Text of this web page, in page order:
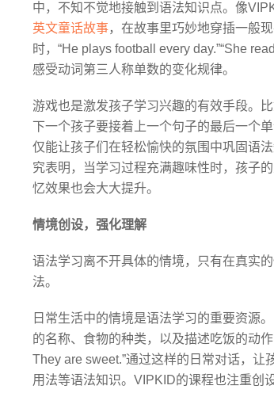
中，不知不觉地接触到语法知识点。像
英文童话故事，在故事里巧妙地穿插一般
时，“He plays football every day.”“She
感受动词第三人称单数的变化规律。
游戏也是激发孩子学习兴趣的有效手段。
下一个孩子要接着上一个句子的最后一个
仅能让孩子们在轻松愉快的氛围中巩固语
究表明，当学习过程充满趣味性时，孩子
忆效果也会大大提升。
情境创设，强化理解
语法学习离不开具体的情境，只有在真实
法。
日常生活中的情境是语法学习的重要资源
的名称、食物的种类，以及描述吃饭的动
They are sweet.”通过这样的日常对话，
用法等语法知识。VIPKID的课程也注重创